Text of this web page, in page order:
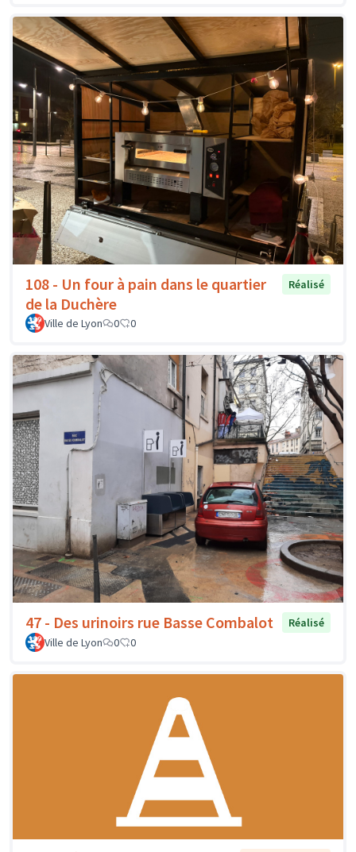
108 - Un four à pain dans le quartier
de la Duchère
Réalisé
Ville de Lyon 0 0
47 - Des urinoirs rue Basse Combalot
Réalisé
Ville de Lyon
0 0